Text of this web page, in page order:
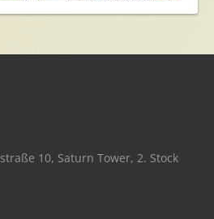
10, Saturn Tower, 2. Stock